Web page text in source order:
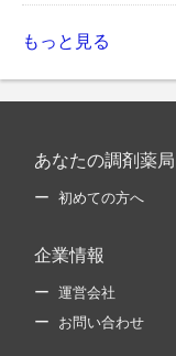
もっと見る
あなたの調剤薬局
初めての方へ
企業情報
運営会社
お問い合わせ